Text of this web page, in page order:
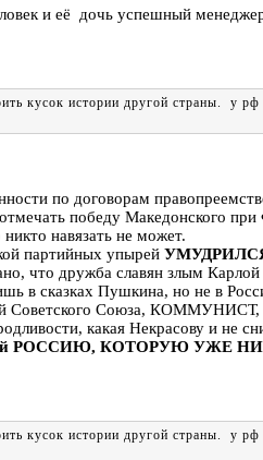
и её дочь успешный
кусок истории другой страны. у
по договорам
победу Македонского при
навязать не может.
партийных упырей
что дружба славян злым
в сказках Пушкина, но не в
Союза, КОММУНИСТ,
какая Некрасову и не
собой РОССИЮ, КОТОРУЮ
кусок истории другой страны. у